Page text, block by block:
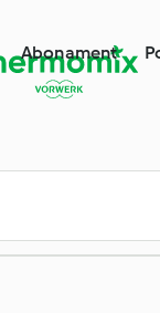
Abonament